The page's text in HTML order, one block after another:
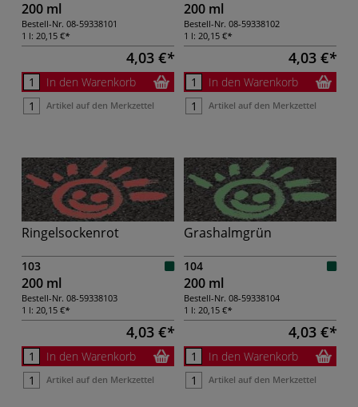
200 ml
Bestell-Nr. 08-59338101
1 l: 20,15 €
4,03 €
In den Warenkorb
Artikel auf den Merkzettel
200 ml
Bestell-Nr. 08-59338102
1 l: 20,15 €
4,03 €
In den Warenkorb
Artikel auf den Merkzettel
Ringelsockenrot
103
200 ml
Bestell-Nr. 08-59338103
1 l: 20,15 €
4,03 €
In den Warenkorb
Artikel auf den Merkzettel
Grashalmgrün
104
200 ml
Bestell-Nr. 08-59338104
1 l: 20,15 €
4,03 €
In den Warenkorb
Artikel auf den Merkzettel